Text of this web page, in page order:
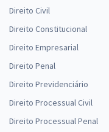
Direito Civil
Direito Constitucional
Direito Empresarial
Direito Penal
Direito Previdenciário
Direito Processual Civil
Direito Processual Penal